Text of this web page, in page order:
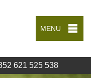
MENU
621 525 538